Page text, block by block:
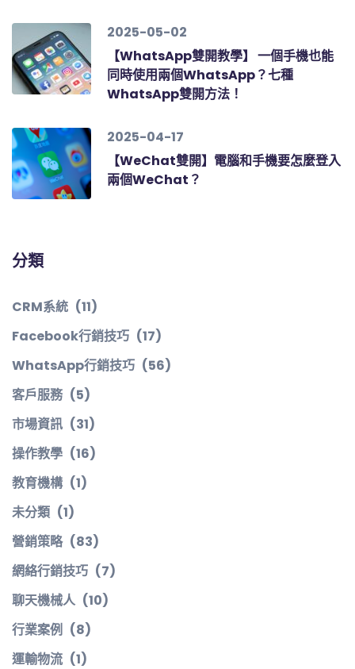
2025-05-02
【WhatsApp雙開教學】 一個手機也能
同時使用兩個WhatsApp？七種
WhatsApp雙開方法！
2025-04-17
【WeChat雙開】電腦和手機要怎麼登入
兩個WeChat？
分類
CRM系統 (11)
Facebook行銷技巧 (17)
WhatsApp行銷技巧 (56)
客戶服務 (5)
市場資訊 (31)
操作教學 (16)
教育機構 (1)
未分類 (1)
營銷策略 (83)
網絡行銷技巧 (7)
聊天機械人 (10)
行業案例 (8)
運輸物流 (1)